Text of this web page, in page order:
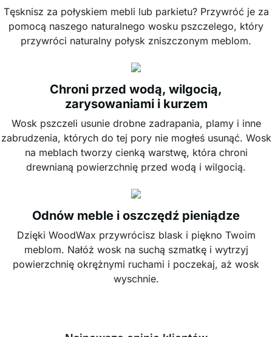
Tęsknisz za połyskiem mebli lub parkietu? Przywróć je za
pomocą naszego naturalnego wosku pszczelego, który
przywróci naturalny połysk zniszczonym meblom.
Chroni przed wodą, wilgocią,
zarysowaniami i kurzem
Wosk pszczeli usunie drobne zadrapania, plamy i inne
zabrudzenia, których do tej pory nie mogłeś usunąć. Wosk
na meblach tworzy cienką warstwę, która chroni
drewnianą powierzchnię przed wodą i wilgocią.
Odnów meble i oszczędź pieniądze
Dzięki WoodWax przywrócisz blask i piękno Twoim
meblom. Nałóż wosk na suchą szmatkę i wytrzyj
powierzchnię okrężnymi ruchami i poczekaj, aż wosk
wyschnie.